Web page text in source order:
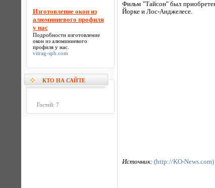
Изготовление окон из
алюминиевого профиля
у нас
Подробности изготовление
окон из алюминиевого
профиля у нас.
vitrag-spb.com
КТО НА САЙТЕ
Гостей: 7
Фильм "Тайсон" был
Йорке и Лос-Анджелесе.
Источник: (http://KO-News.com)